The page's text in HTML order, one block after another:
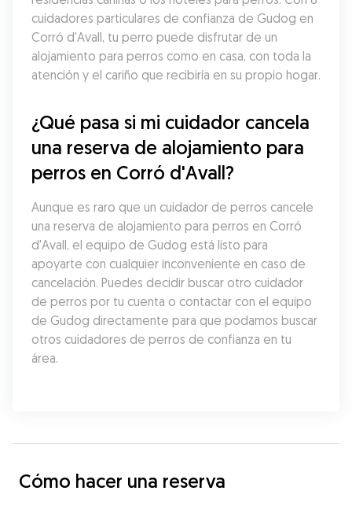
cuidadores particulares de confianza de Gudog en
Corró d'Avall, tu perro puede disfrutar de un
alojamiento para perros como en casa, con toda la
atención y el cariño que recibiría en su propio hogar.
¿Qué pasa si mi cuidador cancela
una reserva de alojamiento para
perros en Corró d'Avall?
Aunque es raro que un cuidador de perros cancele
una reserva de alojamiento para perros en Corró
d'Avall, el equipo de Gudog está listo para
apoyarte con cualquier inconveniente en caso de
cancelación. Puedes decidir buscar otro cuidador
de perros por tu cuenta o contactar con el equipo
de Gudog directamente para que podamos buscar
otros cuidadores de perros de confianza en tu
área.
Cómo hacer una reserva